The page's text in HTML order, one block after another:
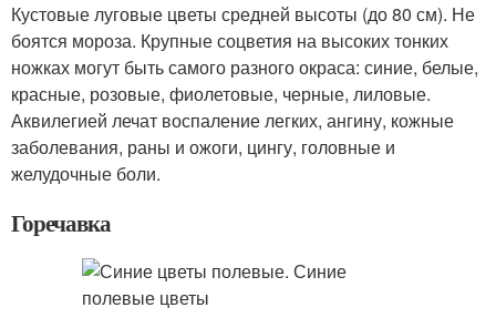
Кустовые луговые цветы средней высоты (до 80 см). Не
боятся мороза. Крупные соцветия на высоких тонких
ножках могут быть самого разного окраса: синие, белые,
красные, розовые, фиолетовые, черные, лиловые.
Аквилегией лечат воспаление легких, ангину, кожные
заболевания, раны и ожоги, цингу, головные и
желудочные боли.
Горечавка